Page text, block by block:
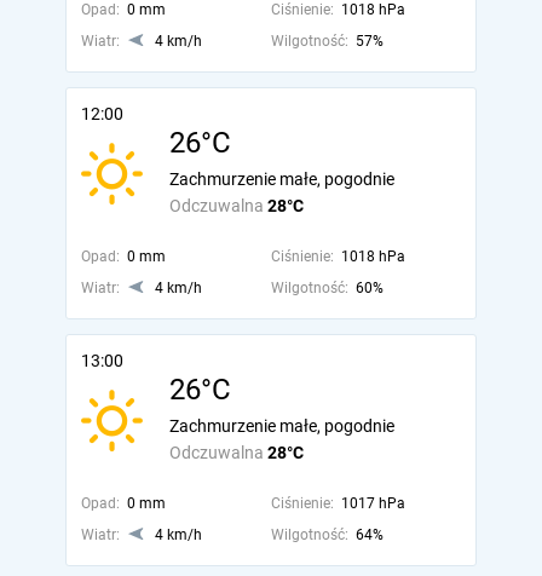
Opad: 0 mm Ciśnienie: 1018 hPa
Wiatr:
4 km/h Wilgotność: 57%
12:00
26°C
Odczuwalna 28°C
Zachmurzenie małe, pogodnie
Opad: 0 mm Ciśnienie: 1018 hPa
Wiatr:
4 km/h Wilgotność: 60%
13:00
26°C
Odczuwalna 28°C
Zachmurzenie małe, pogodnie
Opad: 0 mm Ciśnienie: 1017 hPa
Wiatr:
4 km/h Wilgotność: 64%